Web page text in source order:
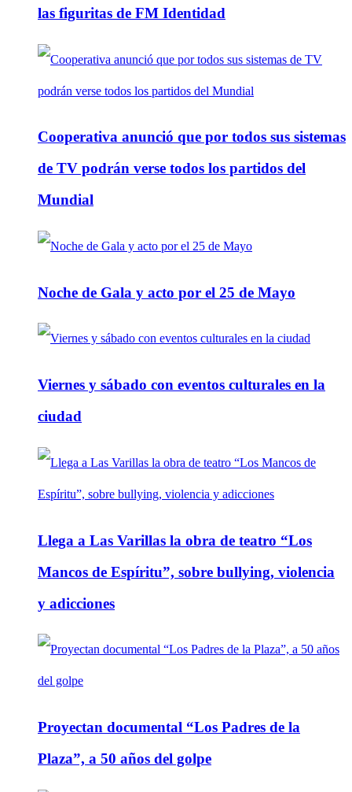
las figuritas de FM Identidad
Cooperativa anunció que por todos sus sistemas
de TV podrán verse todos los partidos del
Mundial
Noche de Gala y acto por el 25 de Mayo
Viernes y sábado con eventos culturales en la
ciudad
Llega a Las Varillas la obra de teatro “Los
Mancos de Espíritu”, sobre bullying, violencia
y adicciones
Proyectan documental “Los Padres de la
Plaza”, a 50 años del golpe